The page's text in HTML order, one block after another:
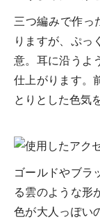
三つ編みで作っ
りますが、ぷっ
意。耳に沿うよ
仕上がります。
とりとした色気
ゴールドやブラ
る雲のような形
色が大人っぽい